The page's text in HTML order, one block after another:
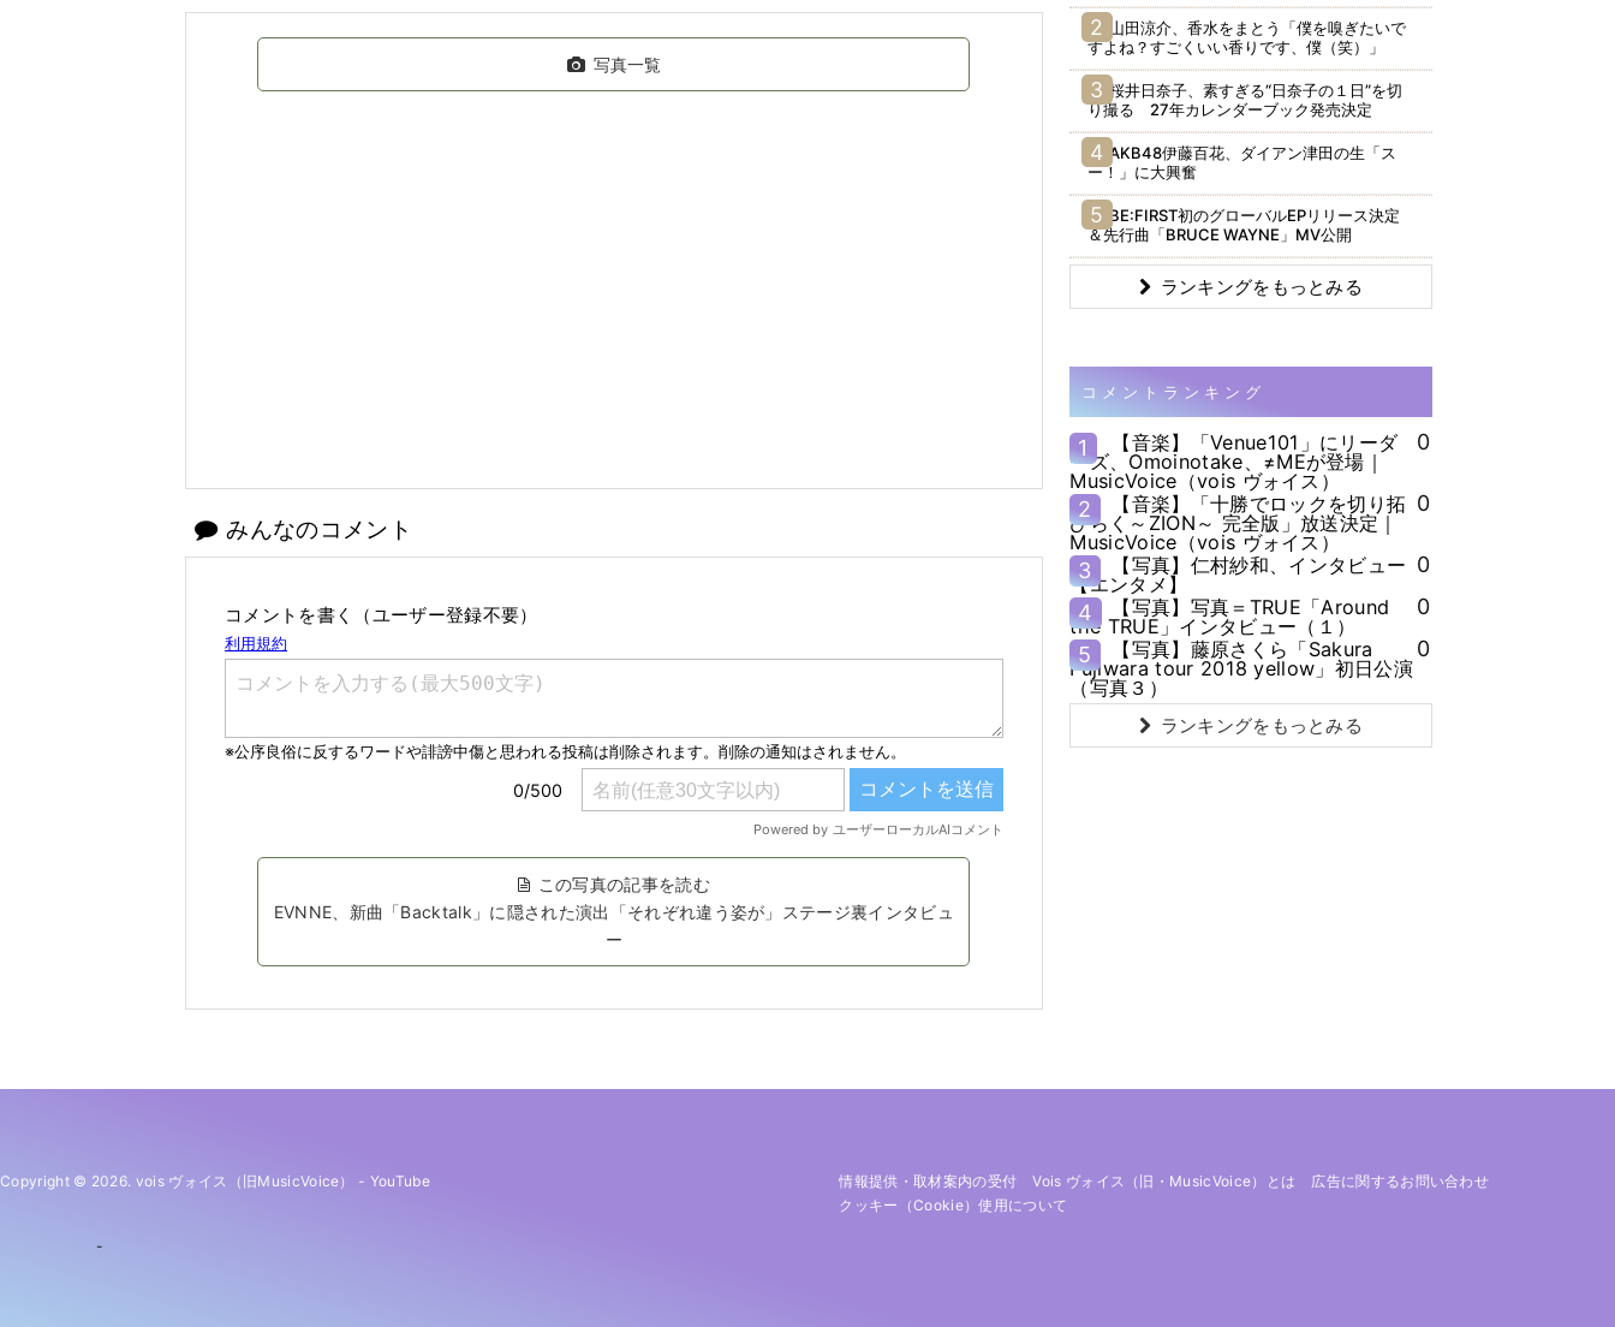
写真一覧
みんなのコメント
コメントを書く（ユーザー登録不要）
この写真の記事を読む
EVNNE、新曲「Backtalk」に隠された演出「それぞれ違う姿が」ステージ裏インタビュ
ー
山田涼介、香水をまとう「僕を嗅ぎたいで
すよね？すごくいい香りです、僕（笑）」
桜井日奈子、素すぎる“日奈子の１日”を切
り撮る 27年カレンダーブック発売決定
AKB48伊藤百花、ダイアン津田の生「ス
ー！」に大興奮
BE:FIRST初のグローバルEPリリース決定
＆先行曲「BRUCE WAYNE」MV公開
ランキングをもっとみる
コメントランキング
1
【音楽】「Venue101」にリーダ
ーズ、Omoinotake、≠MEが登場｜
MusicVoice（vois ヴォイス）
0
2
【音楽】「十勝でロックを切り拓
ひらく～ZION～ 完全版」放送決定｜
MusicVoice（vois ヴォイス）
0
3
【写真】仁村紗和、インタビュー
【エンタメ】
0
4
【写真】写真＝TRUE「Around
the TRUE」インタビュー（１）
0
5
【写真】藤原さくら「Sakura
Fujiwara tour 2018 yellow」初日公演
（写真３）
0
ランキングをもっとみる
Copyright © 2026. vois ヴォイス（旧MusicVoice） - YouTube 情報提供・取材案内の受付 Vois ヴォイス（旧・MusicVoice）とは
広告に関するお問い合わせ
クッキー（cookie）使用について
-